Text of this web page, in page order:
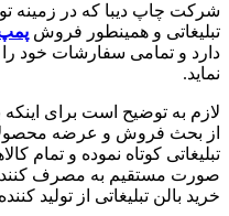
شرکت چاپ دیبا که در زمینه
تبلیغاتی و همینطور فروش پمپ
دارد و تمامی سفارشات خود
نماید.
لازم به توضیح است برای اینکه
از بحث فروش و عرضه
تبلیغاتی کوتاه نموده و تمام
صورت مستقیم به مصرف
خرید بالن تبلیغاتی از تولید